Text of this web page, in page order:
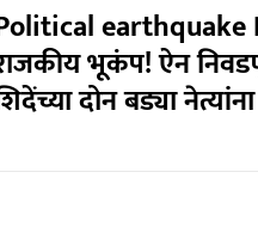
earthquake
भूकंप! ऐन
दोन बड्या